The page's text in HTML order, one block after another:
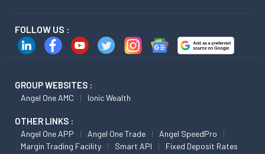
FOLLOW US :
GROUP WEBSITES :
Angel One AMC Ionic Wealth
OTHER LINKS :
Angel One APP Angel One Trade
Angel SpeedPro
Margin Trading Facility
Smart API Fixed Deposit Rates